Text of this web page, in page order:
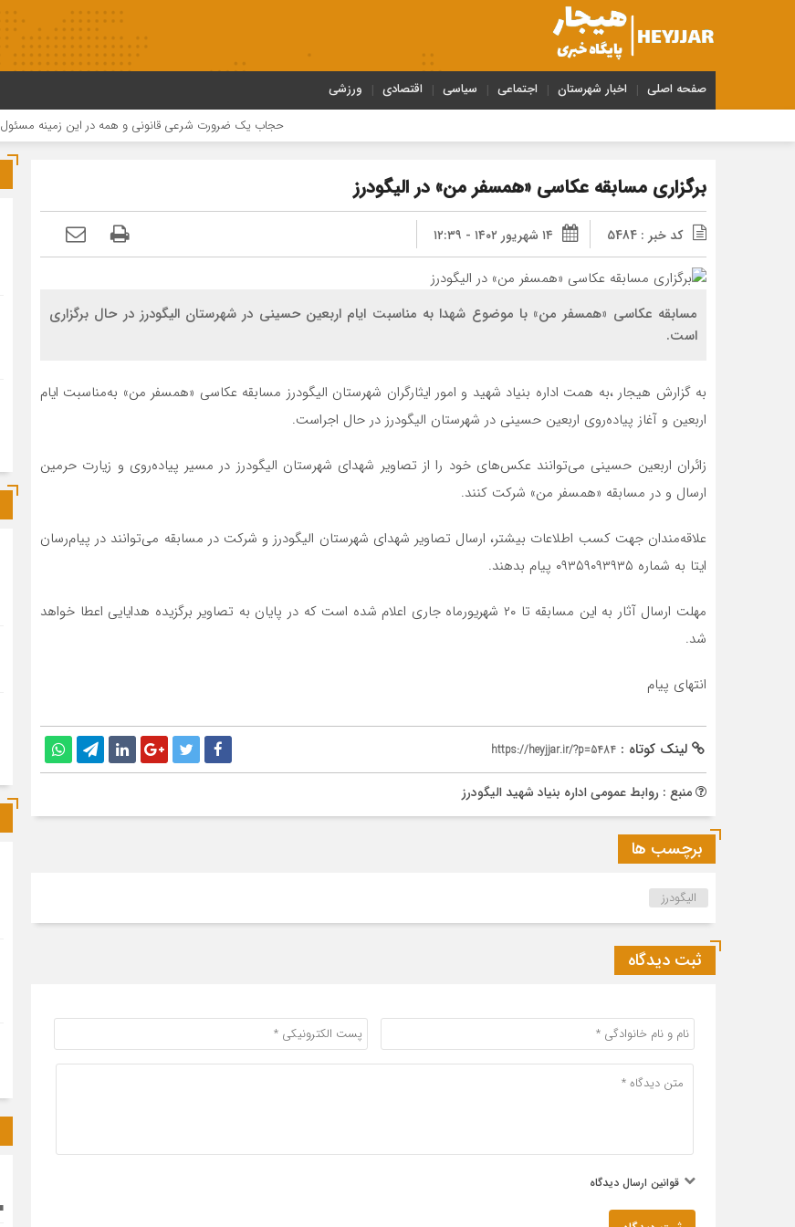
صفحه اصلی اخبار شهرستان اجتماعی سیاسی اقتصادی ورزشی
حجاب یک ضرورت شرعی قانونی و همه در این زمینه مسئول هستند
برگزاری مسابقه عکاسی «همسفر من» در الیگودرز
کد خبر : 5484 ۱۴ شهریور ۱۴۰۲ - ۱۲:۳۹
مسابقه عکاسی «همسفر من» با موضوع شهدا به مناسبت ایام اربعین حسینی در شهرستان الیگودرز در حال برگزاری
است.
به گزارش هیجار ،به همت اداره بنیاد شهید و امور ایثارگران شهرستان الیگودرز مسابقه عکاسی «همسفر من» به‌مناسبت ایام
اربعین و آغاز پیاده‌روی اربعین حسینی در شهرستان الیگودرز در حال اجراست.
زائران اربعین حسینی می‌توانند عکس‌های خود را از تصاویر شهدای شهرستان الیگودرز در مسیر پیاده‌روی و زیارت حرمین
ارسال و در مسابقه «همسفر من» شرکت کنند.
علاقه‌مندان جهت کسب اطلاعات بیشتر، ارسال تصاویر شهدای شهرستان الیگودرز و شرکت در مسابقه می‌توانند در پیام‌رسان
ایتا به شماره ۰۹۳۵۹۰۹۳۹۳۵ پیام بدهند.
مهلت ارسال آثار به این مسابقه تا ۲۰ شهریورماه جاری اعلام شده است که در پایان به تصاویر برگزیده هدایایی اعطا خواهد
شد.
انتهای پیام
لینک کوتاه : https://heyjjar.ir/?p=5484
منبع : روابط عمومی اداره بنیاد شهید الیگودرز
برچسب ها
الیگودرز
ثبت دیدگاه
قوانین ارسال دیدگاه